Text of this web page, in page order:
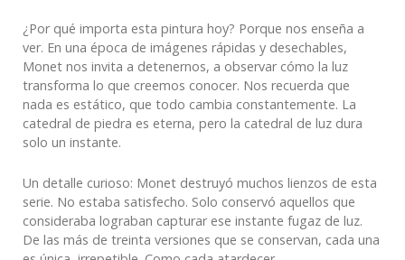
¿Por qué importa esta pintura hoy? Porque nos enseña a
ver. En una época de imágenes rápidas y desechables,
Monet nos invita a detenernos, a observar cómo la luz
transforma lo que creemos conocer. Nos recuerda que
nada es estático, que todo cambia constantemente. La
catedral de piedra es eterna, pero la catedral de luz dura
solo un instante.
Un detalle curioso: Monet destruyó muchos lienzos de esta
serie. No estaba satisfecho. Solo conservó aquellos que
consideraba lograban capturar ese instante fugaz de luz.
De las más de treinta versiones que se conservan, cada una